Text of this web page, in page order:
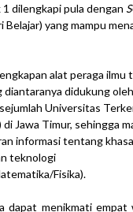
1 dilengkapi pula dengan
Belajar) yang mampu
alat peraga ilmu
diantaranya didukung
Universitas
Jawa Timur, sehingga
informasi tentang
teknologi
Fisika).
dapat menikmati empat